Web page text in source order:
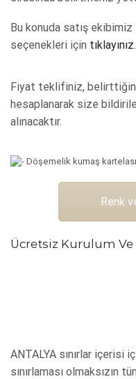
Bu konuda satış ekibimiz
seçenekleri için tıklayınız.
Fiyat teklifiniz,
hesaplanarak size
alınacaktır.
Renk
Ücretsiz Kurulum
ANTALYA sınırlar içerisi
sınırlaması olmaksızın